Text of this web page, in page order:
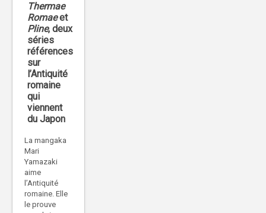
Thermae
Romaeet
Pline, deux
séries
références
sur
l’Antiquité
romaine
qui
viennent
du Japon
La mangaka
Mari
Yamazaki
aime
l’Antiquité
romaine. Elle
le prouve